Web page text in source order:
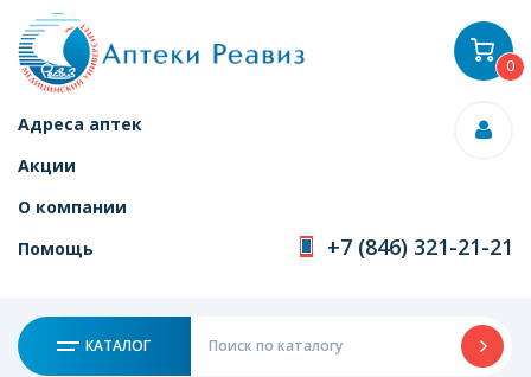
Адреса аптек
Акции
О компании
Помощь
+7 (846) 321-21-21
КАТАЛОГ
0